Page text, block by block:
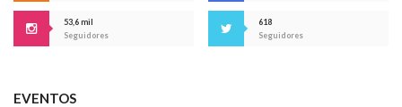
53,6 mil
Seguidores
618
Seguidores
EVENTOS